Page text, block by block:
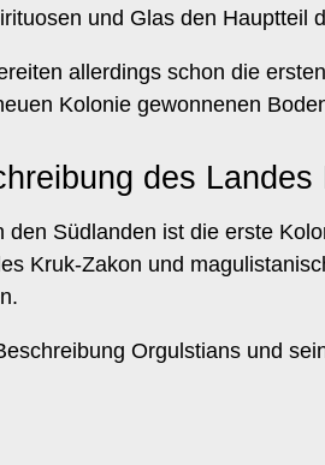
und Glas den Hauptteil
allerdings schon die
Kolonie gewonnenen
des
den Südlanden ist die erste
Kruk-Zakon und
Orgulstians und